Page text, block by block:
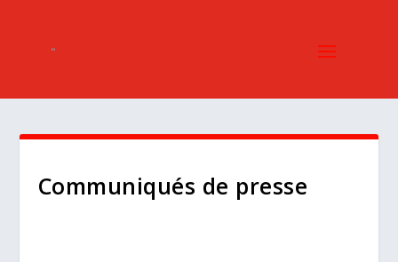
Communiqués de presse